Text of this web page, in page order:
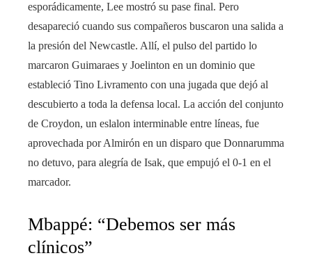
esporádicamente, Lee mostró su pase final. Pero
desapareció cuando sus compañeros buscaron una salida a
la presión del Newcastle. Allí, el pulso del partido lo
marcaron Guimaraes y Joelinton en un dominio que
estableció Tino Livramento con una jugada que dejó al
descubierto a toda la defensa local. La acción del conjunto
de Croydon, un eslalon interminable entre líneas, fue
aprovechada por Almirón en un disparo que Donnarumma
no detuvo, para alegría de Isak, que empujó el 0-1 en el
marcador.
Mbappé: “Debemos ser más
clínicos”